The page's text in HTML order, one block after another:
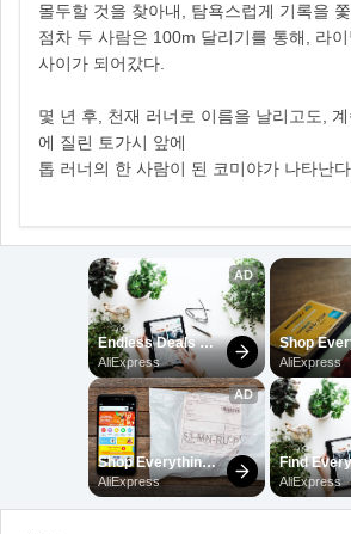
몰두할 것을 찾아내, 탐욕스럽게 기록을
점차 두 사람은 100m 달리기를 통해, 라
사이가 되어갔다.
몇 년 후, 천재 러너로 이름을 날리고도,
에 질린 토가시 앞에
톱 러너의 한 사람이 된 코미야가 나타난다